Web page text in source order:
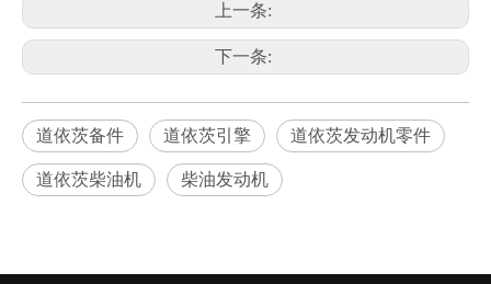
上一条:
下一条:
道依茨备件 道依茨引擎 道依茨发动机零件
道依茨柴油机 柴油发动机